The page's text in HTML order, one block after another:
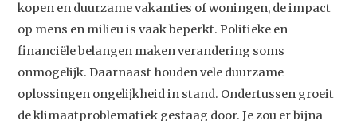
kopen en duurzame vakanties of woningen, de impact
op mens en milieu is vaak beperkt. Politieke en
financiële belangen maken verandering soms
onmogelijk. Daarnaast houden vele duurzame
oplossingen ongelijkheid in stand. Ondertussen groeit
de klimaatproblematiek gestaag door. Je zou er bijna